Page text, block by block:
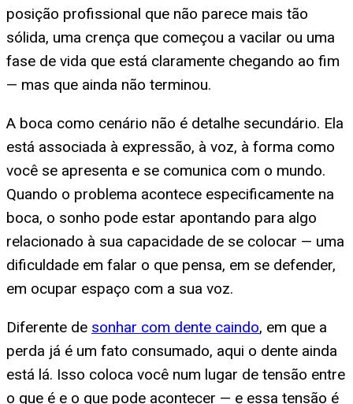
posição profissional que não parece mais tão
sólida, uma crença que começou a vacilar ou uma
fase de vida que está claramente chegando ao fim
— mas que ainda não terminou.
A boca como cenário não é detalhe secundário. Ela
está associada à expressão, à voz, à forma como
você se apresenta e se comunica com o mundo.
Quando o problema acontece especificamente na
boca, o sonho pode estar apontando para algo
relacionado à sua capacidade de se colocar — uma
dificuldade em falar o que pensa, em se defender,
em ocupar espaço com a sua voz.
Diferente de sonhar com dente caindo, em que a
perda já é um fato consumado, aqui o dente ainda
está lá. Isso coloca você num lugar de tensão entre
o que é e o que pode acontecer — e essa tensão é